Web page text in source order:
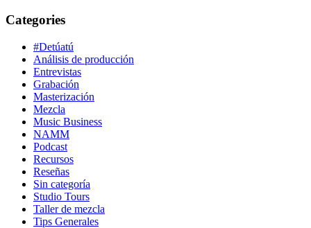
Categories
#Detúatú
Análisis de producción
Entrevistas
Grabación
Masterización
Mezcla
Music Business
NAMM
Podcast
Recursos
Reseñas
Sin categoría
Studio Tours
Taller de mezcla
Tips Generales